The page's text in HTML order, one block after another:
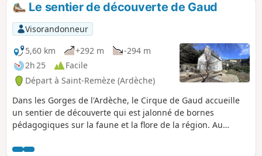
Le sentier de découverte de Gaud
Visorandonneur
5,60 km
+292 m
-294 m
2h 25
Facile
Départ à Saint-Remèze (Ardèche)
Dans les Gorges de l'Ardèche, le Cirque de Gaud accueille
un sentier de découverte qui est jalonné de bornes
pédagogiques sur la faune et la flore de la région. Au
Gaud ainsi que l'Ardèche.